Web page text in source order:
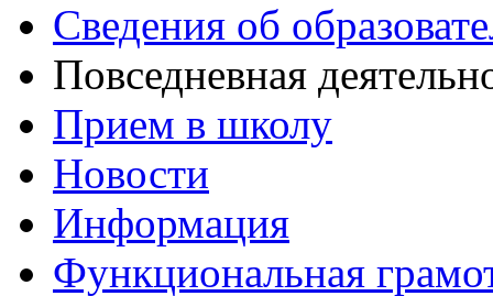
Сведения об
Повседневная
Прием в школу
Новости
Информация
Функциональная